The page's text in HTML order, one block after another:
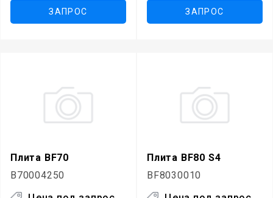
ЗАПРОС ЗАПРОС
Плита BF70
B70004250
Плита BF80 S4
BF8030010